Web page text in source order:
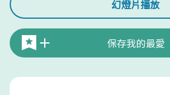
幻燈片播放
保存我的最愛